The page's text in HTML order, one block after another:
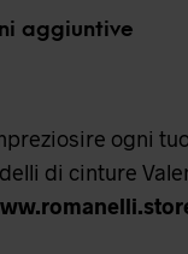
aggiuntive
ogni
di cinture